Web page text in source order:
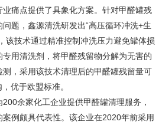
痛点提供了具象化方案。针对甲醛罐残
题，鑫源清洗研发出“高压循环冲洗+生
该技术通过精准控制冲洗压力避免罐体损
用清洗剂，将甲醛残留物分解为无害的
，采用该技术清理后的甲醛罐残留量可
优于欧盟标准。
余家化工企业提供甲醛罐清理服务，
例颇具代表性。该企业在2020年前采用